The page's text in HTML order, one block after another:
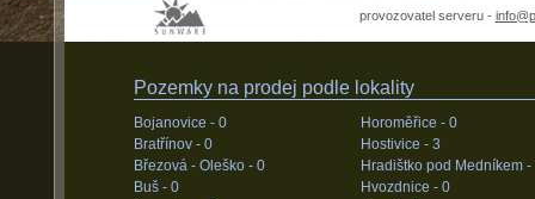
provozovatel serveru -
Pozemky na prodej podle lokality
Bojanovice - 0
Bratřínov - 0
Březová - Oleško - 0
Buš - 0
Horoměřice - 0
Hostivice - 3
Hradištko pod Medníkem -
Hvozdnice - 0